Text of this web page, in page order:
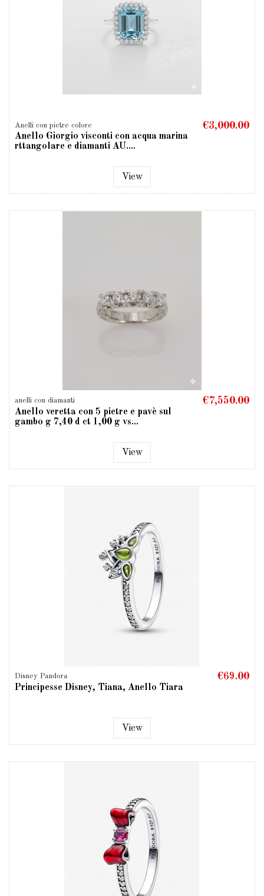
Anelli con pietre colore
Anello Giorgio visconti con acqua marina
rttangolare e diamanti AU....
€3,000.00
View
anelli con diamanti
Anello veretta con 5 pietre e pavè sul
gambo g 7,40 d ct 1,00 g vs...
€7,550.00
View
Disney Pandora
Principesse Disney, Tiana, Anello Tiara
€69.00
View